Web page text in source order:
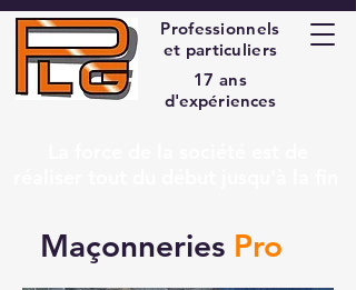
Professionnels
et particuliers
17 ans
d'expériences
Maçonneries Pro